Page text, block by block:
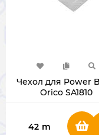
Чехол для Power
Orico SA1810
42 m